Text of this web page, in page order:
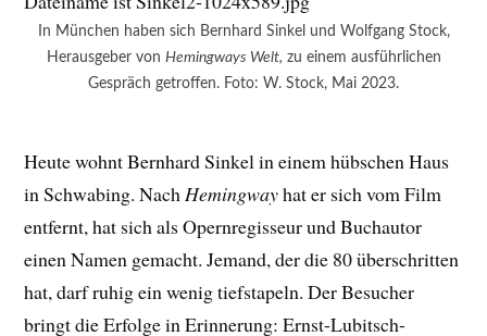
In München haben sich Bernhard Sinkel und Wolfgang Stock,
Herausgeber von Hemingways Welt, zu einem ausführlichen
Gespräch getroffen. Foto: W. Stock, Mai 2023.
Heute wohnt Bernhard Sinkel in einem hübschen Haus
in Schwabing. NachHemingwayhat er sich vom Film
entfernt, hat sich als Opernregisseur und Buchautor
einen Namen gemacht. Jemand, der die 80 überschritten
hat, darf ruhig ein wenig tiefstapeln. Der Besucher
bringt die Erfolge in Erinnerung: Ernst-Lubitsch-